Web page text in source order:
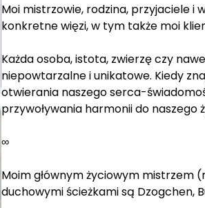
Moi mistrzowie, rodzina, przyjaciele i
konkretne więzi, w tym także moi
Każda osoba, istota, zwierzę czy
niepowtarzalne i unikatowe. Kiedy
otwierania naszego serca-
przywoływania harmonii do naszego
∞
Moim głównym życiowym mistrzem
duchowymi ścieżkami są Dzogchen,